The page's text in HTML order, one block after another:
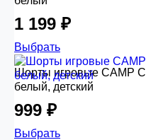
1 199 ₽
Выбрать
Шорты игровые CAMP
белый, детский
999 ₽
Выбрать